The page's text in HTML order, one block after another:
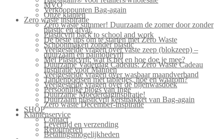
MVO
Verkooppunten Bag-again
Onze klanten
Zero waste inspiratie
Zero waste summer! Duurzaam de zomer door zonder
plastic en afval.
Plasticvrij back to school and work
De beste tips om te starten met Zero Waste
Schoonmaken zonder plastic
Veelgestelde vragen over vaste zeep (blokzeep) –
duurzaam en palmolievrij
Mei Plasticvrij: wat is het en hoe doe je mee?
Duurzame Vaderdag Cadeaus: Zero Waste Cadeau
Inspiratie voor Mannen
Veelgestelde vragen over wasbaar maandverband
Tandenpoetsen met tabletjes, hoe en waarom?
Veelgestelde vragen over de bijenwasdoek
Persoonlijke blogs van Inge
Duurzame Moederdaginspiratie!
Duurzaam plasticvrij kerstpakket van Bag-again
Zero waste December-inspiratie
SHOP
Klantenservice
Contact
Levertijd en verzending
Retourneren
Betalingsmogelijkheden